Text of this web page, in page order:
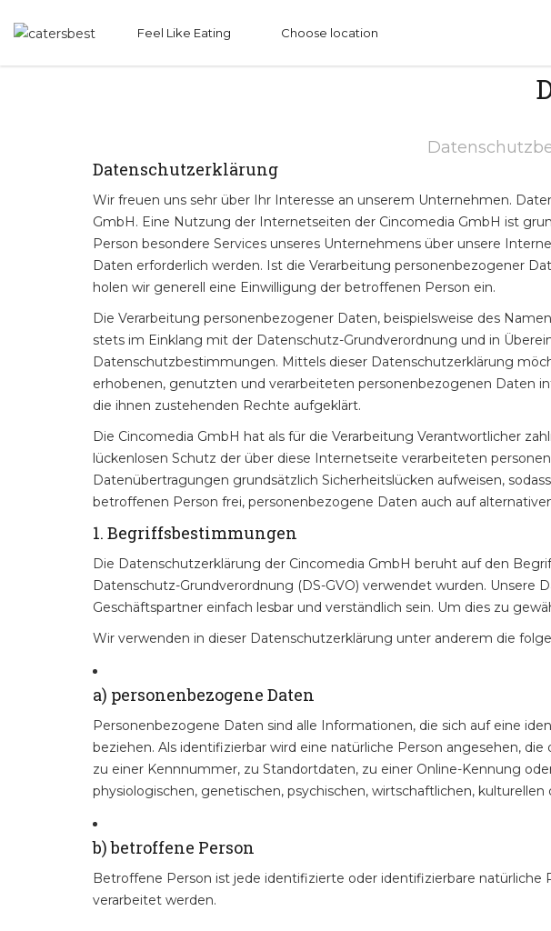
Feel Like Eating Choose location
Datenschutzerklärung
Wir freuen uns sehr über Ihr Interesse an unserem Unternehmen.
GmbH. Eine Nutzung der Internetseiten der Cincomedia GmbH ist
Person besondere Services unseres Unternehmens über unsere
Daten erforderlich werden. Ist die Verarbeitung personenbezogener
holen wir generell eine Einwilligung der betroffenen Person ein.
Die Verarbeitung personenbezogener Daten, beispielsweise des
stets im Einklang mit der Datenschutz-Grundverordnung und in
Datenschutzbestimmungen. Mittels dieser Datenschutzerklärung
erhobenen, genutzten und verarbeiteten personenbezogenen Daten
die ihnen zustehenden Rechte aufgeklärt.
Die Cincomedia GmbH hat als für die Verarbeitung Verantwortlicher
lückenlosen Schutz der über diese Internetseite verarbeiteten
Datenübertragungen grundsätzlich Sicherheitslücken aufweisen,
betroffenen Person frei, personenbezogene Daten auch auf
1. Begriffsbestimmungen
Die Datenschutzerklärung der Cincomedia GmbH beruht auf den
Datenschutz-Grundverordnung (DS-GVO) verwendet wurden. Unsere
Geschäftspartner einfach lesbar und verständlich sein. Um dies zu
Wir verwenden in dieser Datenschutzerklärung unter anderem die
a) personenbezogene Daten
Personenbezogene Daten sind alle Informationen, die sich auf eine
beziehen. Als identifizierbar wird eine natürliche Person angesehen,
zu einer Kennnummer, zu Standortdaten, zu einer Online-Kennung
physiologischen, genetischen, psychischen, wirtschaftlichen,
b) betroffene Person
Betroffene Person ist jede identifizierte oder identifizierbare
verarbeitet werden.